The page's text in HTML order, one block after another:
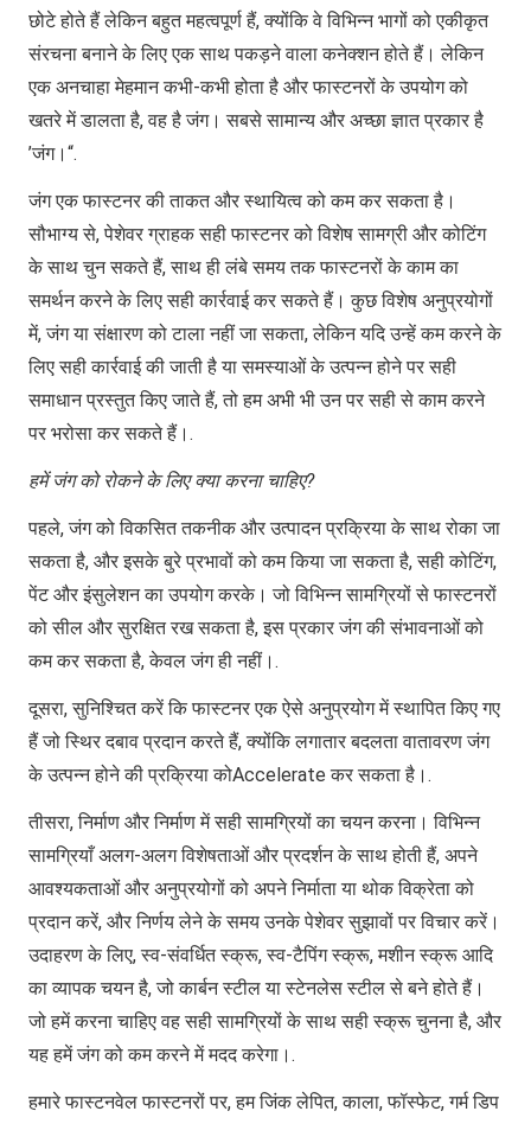
छोटे होते हैं लेकिन बहुत महत्वपूर्ण हैं, क्योंकि वे विभिन्न भागों को एकीकृत
संरचना बनाने के लिए एक साथ पकड़ने वाला कनेक्शन होते हैं। लेकिन
एक अनचाहा मेहमान कभी-कभी होता है और फास्टनरों के उपयोग को
खतरे में डालता है, वह है जंग। सबसे सामान्य और अच्छा ज्ञात प्रकार है
’जंग।“.
जंग एक फास्टनर की ताकत और स्थायित्व को कम कर सकता है।
सौभाग्य से, पेशेवर ग्राहक सही फास्टनर को विशेष सामग्री और कोटिंग
के साथ चुन सकते हैं, साथ ही लंबे समय तक फास्टनरों के काम का
समर्थन करने के लिए सही कार्रवाई कर सकते हैं। कुछ विशेष अनुप्रयोगों
में, जंग या संक्षारण को टाला नहीं जा सकता, लेकिन यदि उन्हें कम करने के
लिए सही कार्रवाई की जाती है या समस्याओं के उत्पन्न होने पर सही
समाधान प्रस्तुत किए जाते हैं, तो हम अभी भी उन पर सही से काम करने
पर भरोसा कर सकते हैं।.
हमें जंग को रोकने के लिए क्या करना चाहिए?
पहले, जंग को विकसित तकनीक और उत्पादन प्रक्रिया के साथ रोका जा
सकता है, और इसके बुरे प्रभावों को कम किया जा सकता है, सही कोटिंग,
पेंट और इंसुलेशन का उपयोग करके। जो विभिन्न सामग्रियों से फास्टनरों
को सील और सुरक्षित रख सकता है, इस प्रकार जंग की संभावनाओं को
कम कर सकता है, केवल जंग ही नहीं।.
दूसरा, सुनिश्चित करें कि फास्टनर एक ऐसे अनुप्रयोग में स्थापित किए गए
हैं जो स्थिर दबाव प्रदान करते हैं, क्योंकि लगातार बदलता वातावरण जंग
के उत्पन्न होने की प्रक्रिया कोAccelerate कर सकता है।.
तीसरा, निर्माण और निर्माण में सही सामग्रियों का चयन करना। विभिन्न
सामग्रियाँ अलग-अलग विशेषताओं और प्रदर्शन के साथ होती हैं, अपने
आवश्यकताओं और अनुप्रयोगों को अपने निर्माता या थोक विक्रेता को
प्रदान करें, और निर्णय लेने के समय उनके पेशेवर सुझावों पर विचार करें।
उदाहरण के लिए, स्व-संवर्धित स्क्रू, स्व-टैपिंग स्क्रू, मशीन स्क्रू आदि
का व्यापक चयन है, जो कार्बन स्टील या स्टेनलेस स्टील से बने होते हैं।
जो हमें करना चाहिए वह सही सामग्रियों के साथ सही स्क्रू चुनना है, और
यह हमें जंग को कम करने में मदद करेगा।.
हमारे फास्टनवेल फास्टनरों पर, हम जिंक लेपित, काला, फॉस्फेट, गर्म डिप